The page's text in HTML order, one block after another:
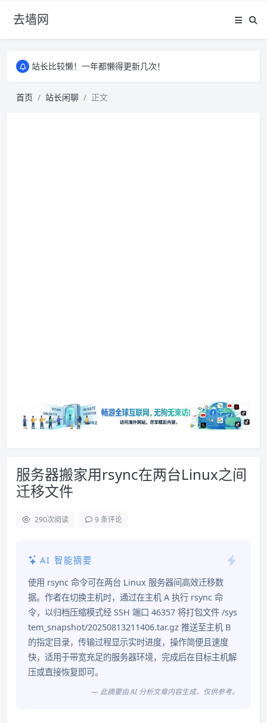
去墙网
站长比较懒！一年都懒得更新几次！
站长比较懒！一年都懒得更新几次！
首页 站长闲聊 正文
服务器搬家用rsync在两台Linux之间
迁移文件
290次阅读 9 条评论
AI 智能摘要
使用 rsync 命令可在两台 Linux 服务器间高效迁移数
据。作者在切换主机时，通过在主机 A 执行 rsync 命
令，以归档压缩模式经 SSH 端口 46357 将打包文件 /sys
tem_snapshot/20250813211406.tar.gz 推送至主机 B
的指定目录，传输过程显示实时进度，操作简便且速度
快，适用于带宽充足的服务器环境，完成后在目标主机解
压或直接恢复即可。
— 此摘要由 AI 分析文章内容生成，仅供参考。